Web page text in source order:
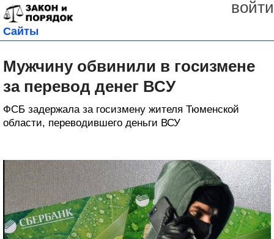
войти
Сайты
Мужчину обвинили в госизмене
за перевод денег ВСУ
ФСБ задержала за госизмену жителя Тюменской
области, переводившего деньги ВСУ